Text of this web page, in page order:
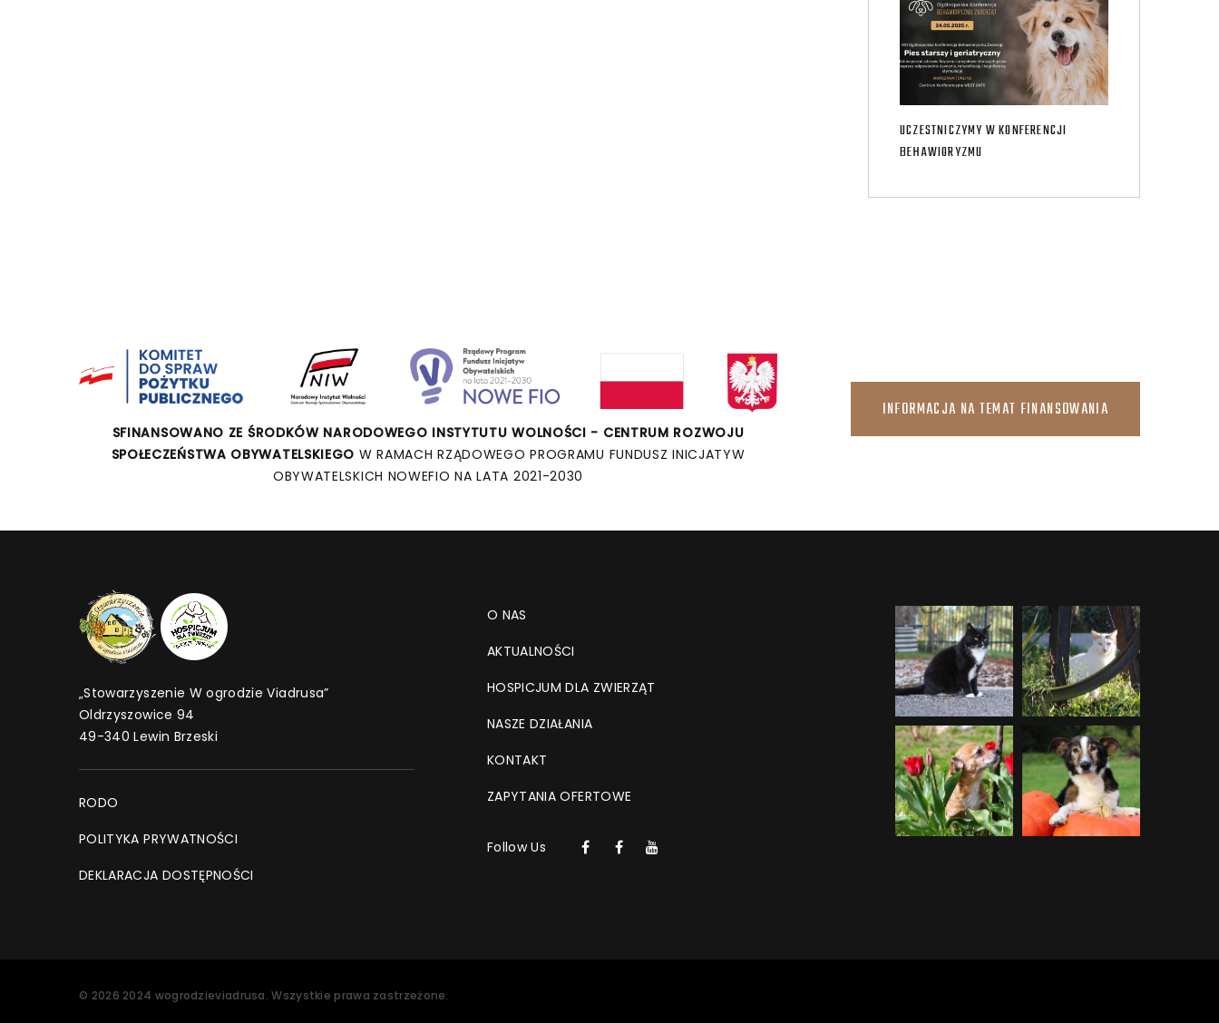
UCZESTNICZYMY W KONFERENCJI
BEHAWIORYZMU
SFINANSOWANO ZE ŚRODKÓW NARODOWEGO INSTYTUTU WOLNOŚCI - CENTRUM ROZWOJU
SPOŁECZEŃSTWA OBYWATELSKIEGO W RAMACH RZĄDOWEGO PROGRAMU FUNDUSZ INICJATYW
OBYWATELSKICH NOWEFIO NA LATA 2021-2030
INFORMACJA NA TEMAT FINANSOWANIA
„Stowarzyszenie W ogrodzie Viadrusa”
Oldrzyszowice 94
49-340 Lewin Brzeski
RODO
POLITYKA PRYWATNOŚCI
DEKLARACJA DOSTĘPNOŚCI
O NAS
AKTUALNOŚCI
HOSPICJUM DLA ZWIERZĄT
NASZE DZIAŁANIA
KONTAKT
ZAPYTANIA OFERTOWE
Follow Us
© 2026 2024 wogrodzieviadrusa. Wszystkie prawa zastrzeżone.